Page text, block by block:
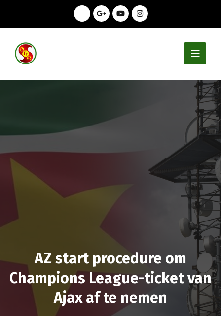
AZ start procedure om
Champions League-ticket van
Ajax af te nemen